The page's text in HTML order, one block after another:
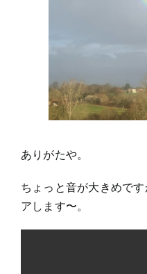
ありがたや。
ちょっと音が大きめで
アします〜。